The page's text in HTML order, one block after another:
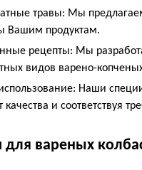
травы: Мы
Вашим продуктам.
рецепты: Мы
видов варено-
Наши
и соответствуя
для вареных